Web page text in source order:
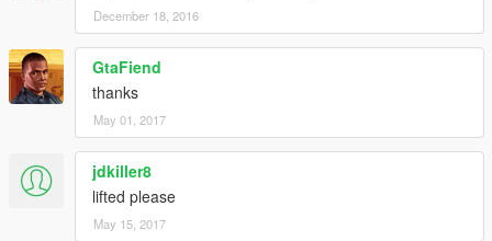
December 18, 2016
GtaFiend
thanks
May 01, 2017
jdkiller8
lifted please
May 15, 2017